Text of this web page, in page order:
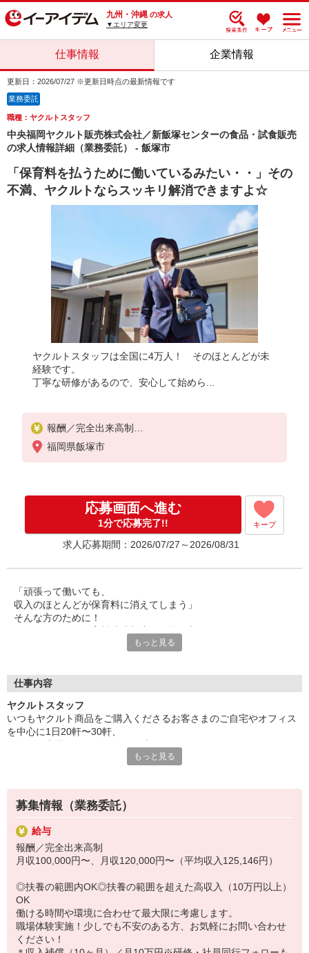
九州・沖縄 の求人
▼エリア変更
仕事情報 企業情報
更新日：2026/07/27 ※更新日時点の最新情報です
業務委託
職種：ヤクルトスタッフ
中央福岡ヤクルト販売株式会社／新飯塚センターの食品・試食販売
の求人情報詳細（業務委託） - 飯塚市
「保育料を払うために働いているみたい・・」その
不満、ヤクルトならスッキリ解消できますよ☆
ヤクルトスタッフは全国に4万人！ そのほとんどが未
経験です。
丁寧な研修があるので、安心して始めら...
報酬／完全出来高制
月収100,000円〜、月収120,000円〜（平均収入125,
146円）
万円以上）OK
働ける時間や環境に合わせて最大限に考慮します。
職場体験実施！少しでも不安のある方、お気軽にお
問い合わせください！
＊収入補償（10ヶ月）／月10万円※研修・社員同行
◆商品買取りなし！しっかり稼げます◎
※研修期間／5日間／4000円／日
収入保障期間：10か月
福岡県飯塚市
応募画面へ進む
1分で応募完了!! キープ
求人応募期間：2026/07/27～2026/08/31
「頑張って働いても、
収入のほとんどが保育料に消えてしまう」
そんな方のために！
一般の保育園に子どもを預けている方をバックアップ◎
◆急なお休みにもスタッフ同士で快くフォロー
など、働くママの多いヤクルトならではの
仕事×育児のお悩みをスッキリ解決に導きます☆
もっと見る
仕事内容
ヤクルトスタッフ
いつもヤクルト商品をご購入くださるお客さまのご自宅やオフィス
を中心に1日20軒〜30軒、
商品を通じてお客さまとふれあう楽しさ、健康的な生活にお役立ち
す！
〜ヤクルトスタッフの1日〜
2児の母として仕事と家庭の両立をしているHさん。
実際のワークスタイルを、一例としてご紹介いたします！
※時間は地域によって異なります。
8:20 宅配センターに到着、お届けの準備
8:30 朝礼が終わったら出発
13:00 お届け修了、翌日準備、集計作業
14:30お仕事修了
保育所にお子さまを迎えに行って帰宅
もっと見る
募集情報（業務委託）
給与
報酬／完全出来高制
月収100,000円〜、月収120,000円〜（平均収入125,146円）
◎扶養の範囲内OK◎扶養の範囲を超えた高収入（10万円以上）
OK
働ける時間や環境に合わせて最大限に考慮します。
職場体験実施！少しでも不安のある方、お気軽にお問い合わせ
ください！